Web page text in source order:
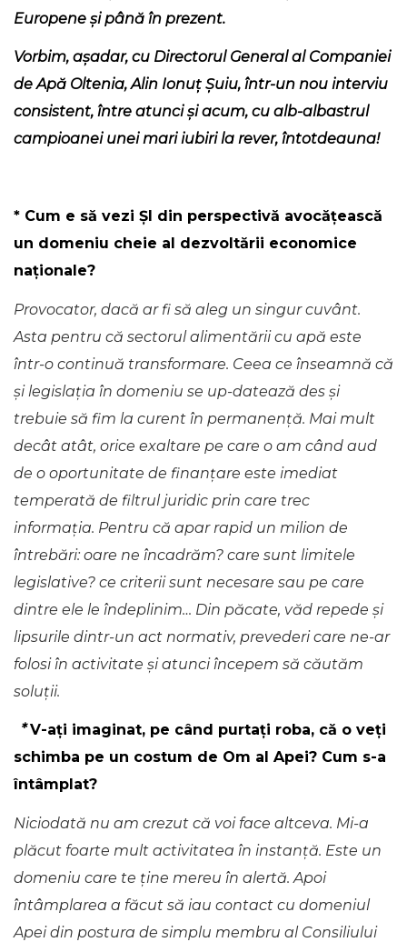
Europene și până în prezent.
Vorbim, așadar, cu Directorul General al Companiei
de Apă Oltenia, Alin Ionuț Șuiu, într-un nou interviu
consistent, între atunci și acum, cu alb-albastrul
campioanei unei mari iubiri la rever, întotdeauna!
* Cum e să vezi ȘI din perspectivă avocățească
un domeniu cheie al dezvoltării economice
naționale?
Provocator, dacă ar fi să aleg un singur cuvânt.
Asta pentru că sectorul alimentării cu apă este
într-o continuă transformare. Ceea ce înseamnă că
și legislația în domeniu se up-datează des și
trebuie să fim la curent în permanență. Mai mult
decât atât, orice exaltare pe care o am când aud
de o oportunitate de finanțare este imediat
temperată de filtrul juridic prin care trec
informația. Pentru că apar rapid un milion de
întrebări: oare ne încadrăm? care sunt limitele
legislative? ce criterii sunt necesare sau pe care
dintre ele le îndeplinim… Din păcate, văd repede și
lipsurile dintr-un act normativ, prevederi care ne-ar
folosi în activitate și atunci începem să căutăm
soluții.
*V-ați imaginat, pe când purtați roba, că o veți
schimba pe un costum de Om al Apei? Cum s-a
întâmplat?
Niciodată nu am crezut că voi face altceva. Mi-a
plăcut foarte mult activitatea în instanță. Este un
domeniu care te ține mereu în alertă. Apoi
întâmplarea a făcut să iau contact cu domeniul
Apei din postura de simplu membru al Consiliului